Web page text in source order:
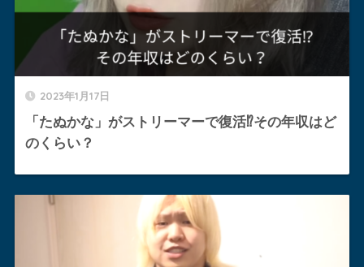
2023年1月17日
「たぬかな」がストリーマーで復活⁉︎その年収はど
のくらい？